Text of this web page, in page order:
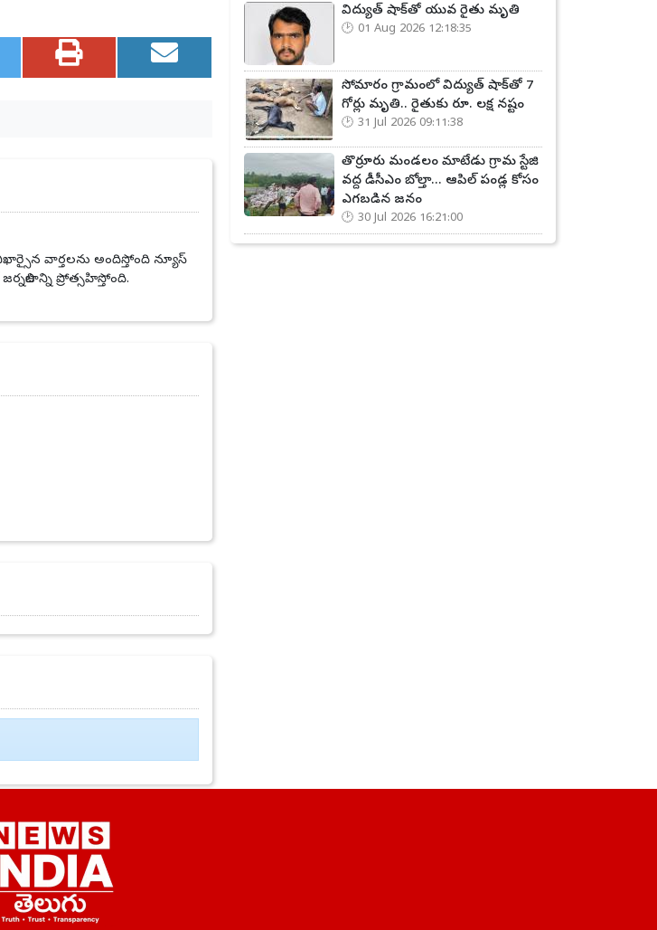
వార్తలను అందిస్తోంది న్యూస్
ప్రోత్సహిస్తోంది.
విద్యుత్ షాక్‌తో యువ రైతు మృతి
01 Aug 2026 12:18:35
సోమారం గ్రామంలో విద్యుత్ షాక్‌తో 7
గోర్లు మృతి.. రైతుకు రూ. లక్ష నష్టం
31 Jul 2026 09:11:38
తొర్రూరు మండలం మాటేడు గ్రామ స్టేజి
వద్ద డీసీఎం బోల్తా... ఆపిల్ పండ్ల కోసం
ఎగబడిన జనం
30 Jul 2026 16:21:00